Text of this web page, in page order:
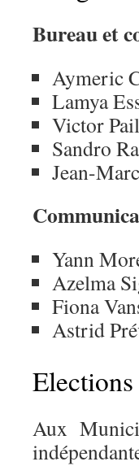
Bureau et
Aymeric
Lamya
Victor
Sandro
Jean-
Yann
Azelma
Fiona
Astrid
Elections
Aux